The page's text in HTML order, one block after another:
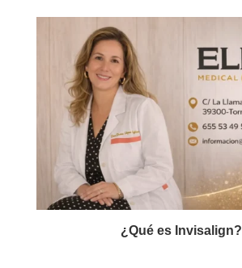
¿Qué es Invisalign?